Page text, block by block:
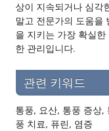
상이 지속되거나 심각
말고 전문가의 도움을
을 지키는 가장 확실
한 관리입니다.
관련 키워드
통풍, 요산, 통풍 증상,
풍 치료, 퓨린, 염증